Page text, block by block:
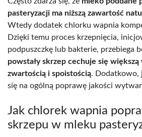
pasteryzacji ma niższą zawartość
Wtedy dodatek chlorku wapnia
Dzięki temu proces krzepnięcia,
podpuszczkę lub bakterie, przebiega
powstały skrzep cechuje się większą
zwartością i spoistością. Dodatkowo,
się na ogólną poprawę jakości
Jak chlorek wapnia
skrzepu w mleku